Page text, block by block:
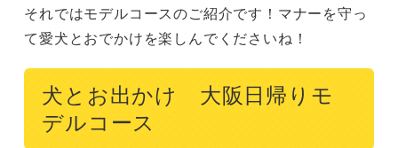
それではモデルコースのご紹介です！マナーを守っ
て愛犬とおでかけを楽しんでくださいね！
犬とお出かけ 大阪日帰りモ
デルコース